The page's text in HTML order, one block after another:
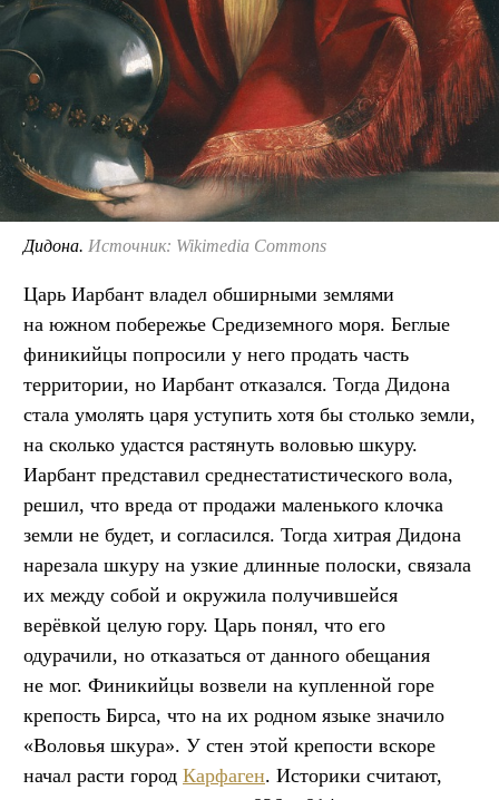
Дидона. Источник: Wikimedia Commons
Царь Иарбант владел обширными землями
на южном побережье Средиземного моря. Беглые
финикийцы попросили у него продать часть
территории, но Иарбант отказался. Тогда Дидона
стала умолять царя уступить хотя бы столько земли,
на сколько удастся растянуть воловью шкуру.
Иарбант представил среднестатистического вола,
решил, что вреда от продажи маленького клочка
земли не будет, и согласился. Тогда хитрая Дидона
нарезала шкуру на узкие длинные полоски, связала
их между собой и окружила получившейся
верёвкой целую гору. Царь понял, что его
одурачили, но отказаться от данного обещания
не мог. Финикийцы возвели на купленной горе
крепость Бирса, что на их родном языке значило
«Воловья шкура». У стен этой крепости вскоре
начал расти город Карфаген. Историки считают,